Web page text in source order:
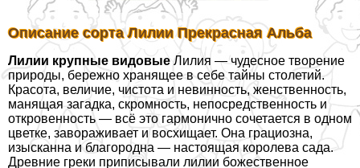
Описание сорта Лилии Прекрасная Альба
Лилии крупные видовые Лилия — чудесное творение
природы, бережно хранящее в себе тайны столетий.
Красота, величие, чистота и невинность, женственность,
манящая загадка, скромность, непосредственность и
откровенность — всё это гармонично сочетается в одном
цветке, завораживает и восхищает. Она грациозна,
изысканна и благородна — настоящая королева сада.
Древние греки приписывали лилии божественное